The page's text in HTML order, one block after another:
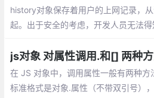
性。但是这两种方式有什么区别了？
history对象保存着用户的上网记录，
起。出于安全的考虑，开发人员无法
况下实现后退与前进
js对象 对属性调用.和[] 两种
在 JS 对象中，调用属性一般有两种
标准格式是对象.属性（不带双引号）